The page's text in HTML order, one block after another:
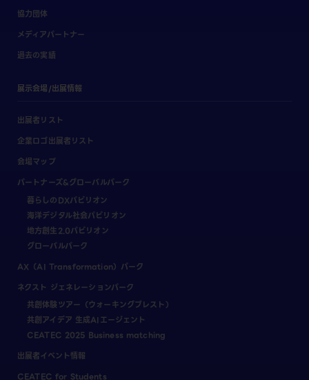
協力団体
メディアパートナー
過去の実績
展示会場/出展情報
出展者リスト
企業ロゴ出展者リスト
会場マップ
パートナーズ&グローバルパーク
暮らしのDXパビリオン
海洋デジタル社会パビリオン
地方創生2.0パビリオン
グローバルパーク
AX（AI Transformation）パーク
ネクスト ジェネレーションパーク
共創体験ツアー（ウォーキングブレスト）
共創アイデア 生成AIエージェント
CEATEC 2025 Business matching
出展者イベント情報
CEATEC for Students